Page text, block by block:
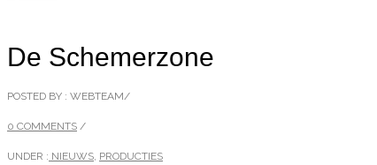
De Schemerzone
POSTED BY : WEBTEAM/
0 COMMENTS /
UNDER : NIEUWS, PRODUCTIES